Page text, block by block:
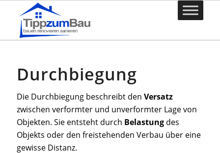
Durchbiegung
Die Durchbiegung beschreibt den Versatz
zwischen verformter und unverformter Lage von
Objekten. Sie entsteht durch Belastungdes
Objekts oder den freistehenden Verbau über eine
gewisse Distanz.